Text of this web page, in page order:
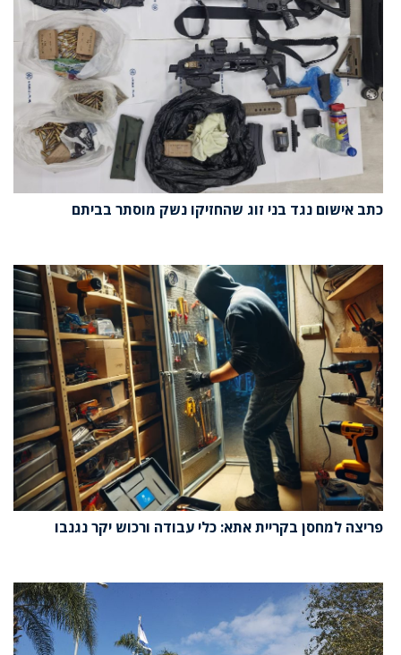
כתב אישום נגד בני זוג שהחזיקו נשק מוסתר בביתם
פריצה למחסן בקריית אתא: כלי עבודה ורכוש יקר נגנבו